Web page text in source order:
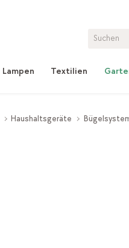
Lampen Textilien
Haushaltsgeräte